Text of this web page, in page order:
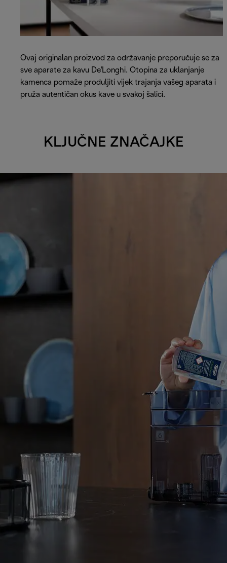
Ovaj originalan proizvod za održavanje preporučuje se za
sve aparate za kavu De'Longhi. Otopina za uklanjanje
kamenca pomaže produljiti vijek trajanja vašeg aparata i
pruža autentičan okus kave u svakoj šalici.
KLJUČNE ZNAČAJKE